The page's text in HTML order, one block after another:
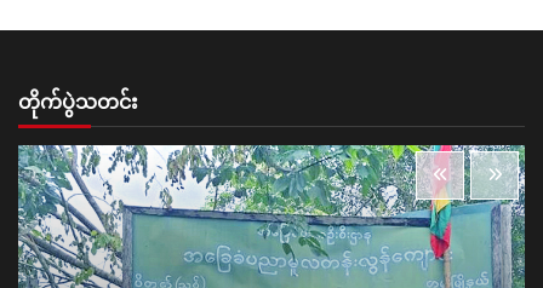
တိုက်ပွဲသတင်း